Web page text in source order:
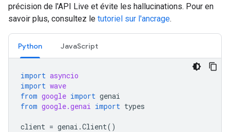
précision de l'API Live et évite les hallucinations. Pour en
savoir plus, consultez le tutoriel sur l'ancrage.
Python JavaScript
import asyncio
import wave
from google import genai
from google.genai import types
client = genai .Client()